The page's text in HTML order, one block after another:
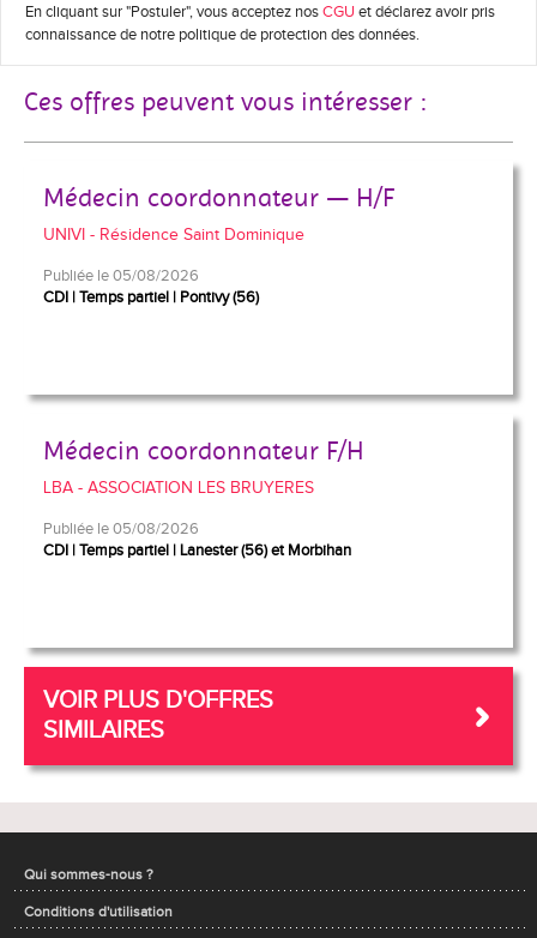
En cliquant sur "Postuler", vous acceptez nosCGU et déclarez avoir pris
connaissance de notre politique de protection des données.
Ces offres peuvent vous intéresser :
Médecin coordonnateur — H/F
UNIVI - Résidence Saint Dominique
Publiée le 05/08/2026
CDI Temps partiel Pontivy (56)
Médecin coordonnateur F/H
LBA - ASSOCIATION LES BRUYERES
Publiée le 05/08/2026
CDI Temps partiel Lanester (56) et Morbihan
VOIR PLUS D'OFFRES
SIMILAIRES
Qui sommes-nous ?
Conditions d'utilisation